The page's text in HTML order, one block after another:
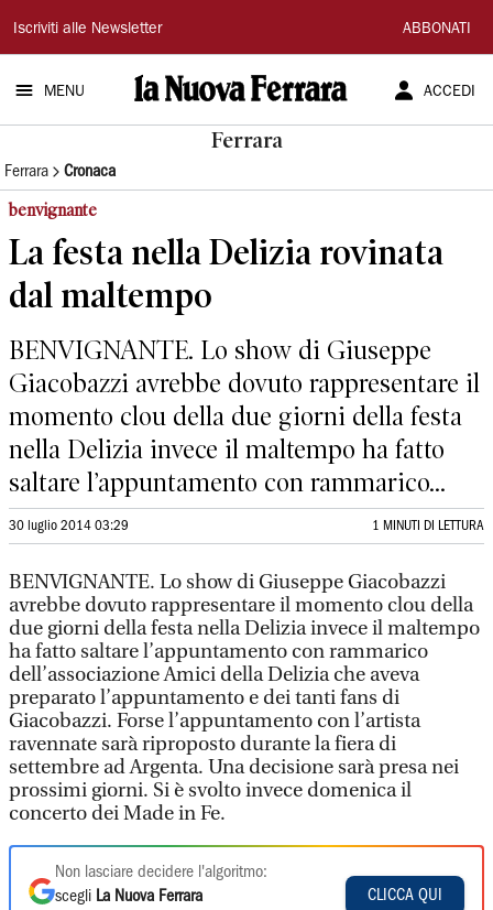
La
Nuova
Ferrara
Iscriviti alle Newsletter ABBONATI
MENU ACCEDI
Ferrara
Ferrara Cronaca
benvignante
La festa nella Delizia rovinata
dal maltempo
BENVIGNANTE. Lo show di Giuseppe
Giacobazzi avrebbe dovuto rappresentare il
momento clou della due giorni della festa
nella Delizia invece il maltempo ha fatto
saltare l’appuntamento con rammarico...
30 luglio 2014 03:29 1 MINUTI DI LETTURA
BENVIGNANTE. Lo show di Giuseppe Giacobazzi
avrebbe dovuto rappresentare il momento clou della
due giorni della festa nella Delizia invece il maltempo
ha fatto saltare l’appuntamento con rammarico
dell’associazione Amici della Delizia che aveva
preparato l’appuntamento e dei tanti fans di
Giacobazzi. Forse l’appuntamento con l’artista
ravennate sarà riproposto durante la fiera di
settembre ad Argenta. Una decisione sarà presa nei
prossimi giorni. Si è svolto invece domenica il
concerto dei Made in Fe.
Non lasciare decidere l'algoritmo:
scegli La Nuova Ferrara
CLICCA QUI